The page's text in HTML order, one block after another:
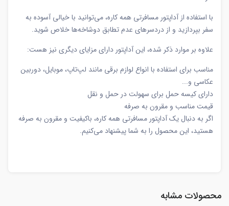
با استفاده از آداپتور مسافرتی همه کاره، می‌توانید با خیالی آسوده به
سفر بپردازید و از دردسرهای عدم تطابق دوشاخه‌ها خلاص شوید.
علاوه بر موارد ذکر شده، این آداپتور دارای مزایای دیگری نیز هست:
مناسب برای استفاده با انواع لوازم برقی مانند لپ‌تاپ، موبایل، دوربین
عکاسی و...
دارای کیسه حمل برای سهولت در حمل و نقل
قیمت مناسب و مقرون به صرفه
اگر به دنبال یک آداپتور مسافرتی همه کاره، باکیفیت و مقرون به صرفه
هستید، این محصول را به شما پیشنهاد می‌کنیم.
محصولات مشابه